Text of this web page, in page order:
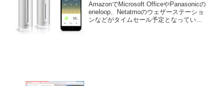
イムセール予定。
AmazonでMicrosoft OfficeやPanasonicの
eneloop、Netatmoのウェザーステーショ
ンなどがタイムセール予定となっていま